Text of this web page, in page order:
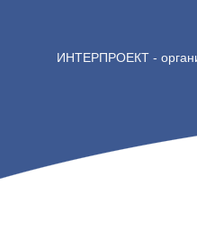
ИНТЕРПРОЕКТ -